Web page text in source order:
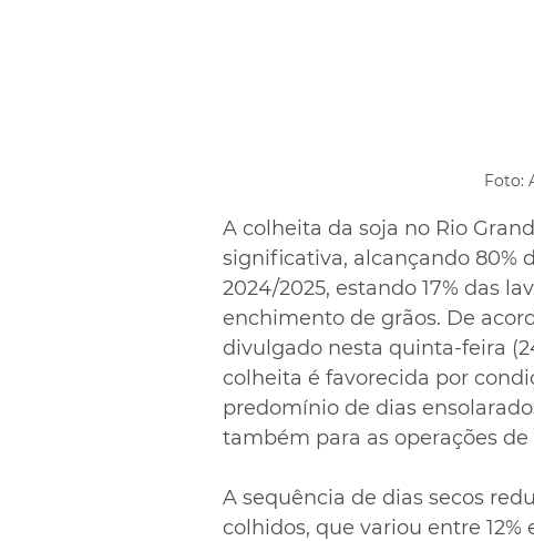
Foto:
A colheita da soja no Rio
significativa, alcançando 80%
2024/2025, estando 17% das
enchimento de grãos. De
divulgado nesta quinta-feira
colheita é favorecida por
predomínio de dias
também para as operações de
A sequência de dias secos
colhidos, que variou entre 12%